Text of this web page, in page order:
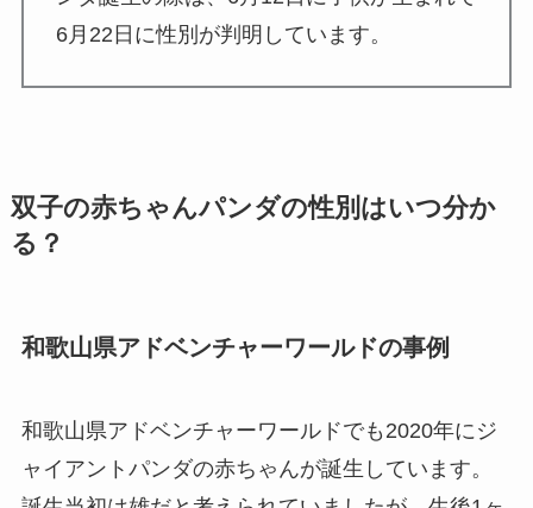
6月22日に性別が判明しています。
双子の赤ちゃんパンダの性別はいつ分か
る？
和歌山県アドベンチャーワールドの事例
和歌山県アドベンチャーワールドでも2020年にジ
ャイアントパンダの赤ちゃんが誕生しています。